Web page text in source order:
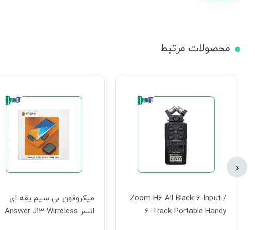
محصولات مرتبط
میکروفون بی سیم یقه ای
انسر Answer J13 Wirreless
میکروفون رود می RODE
Wireless ME Compact Digital
‹